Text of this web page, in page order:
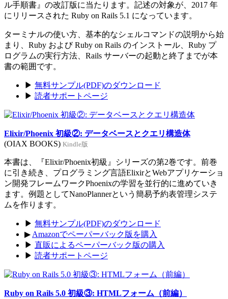
ル手順書』の改訂版に当たります。記述の対象が、2017 年
にリリースされた Ruby on Rails 5.1 になっています。
ターミナルの使い方、基本的なシェルコマンドの説明から始
まり、Ruby および Ruby on Rails のインストール、Ruby プ
ログラムの実行方法、Rails サーバーの起動と終了までが本
書の範囲です。
▶ 無料サンプル(PDF)のダウンロード
▶ 読者サポートページ
Elixir/Phoenix 初級②: データベースとクエリ構造体
(OIAX BOOKS) Kindle版
本書は、『Elixir/Phoenix初級』シリーズの第2巻です。前巻
に引き続き、プログラミング言語ElixirとWebアプリケーショ
ン開発フレームワークPhoenixの学習を並行的に進めていき
ます。例題としてNanoPlannerという簡易予約表管理システ
ムを作ります。
▶ 無料サンプル(PDF)のダウンロード
▶ Amazonでペーパーバック版を購入
▶ 直販によるペーパーバック版の購入
▶ 読者サポートページ
Ruby on Rails 5.0 初級③: HTMLフォーム（前編）